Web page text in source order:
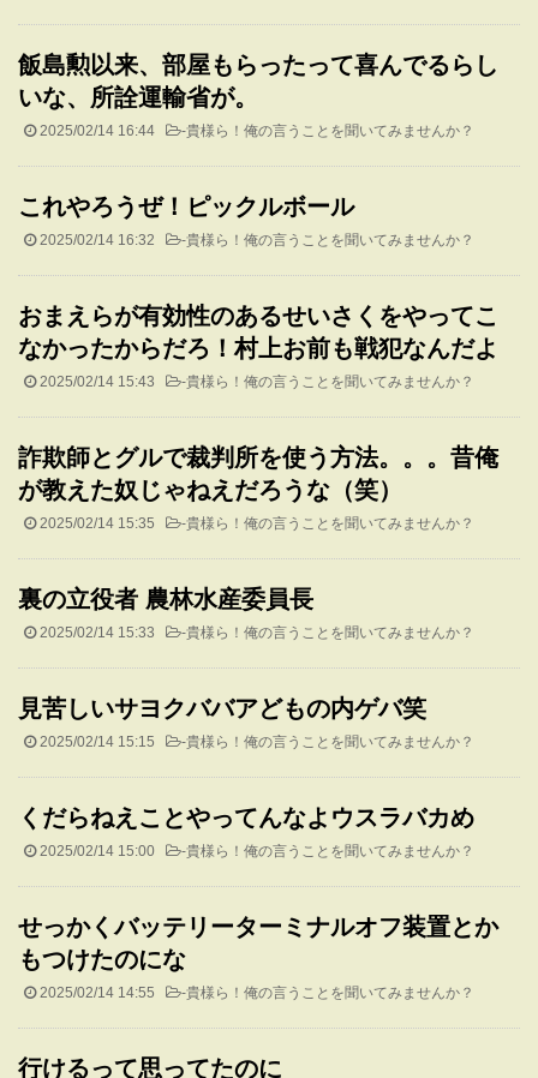
飯島勲以来、部屋もらったって喜んでるらし
いな、所詮運輸省が。
2025/02/14 16:44 -貴様ら！俺の言うことを聞いてみませんか？
これやろうぜ！ピックルボール
2025/02/14 16:32 -貴様ら！俺の言うことを聞いてみませんか？
おまえらが有効性のあるせいさくをやってこ
なかったからだろ！村上お前も戦犯なんだよ
2025/02/14 15:43 -貴様ら！俺の言うことを聞いてみませんか？
詐欺師とグルで裁判所を使う方法。。。昔俺
が教えた奴じゃねえだろうな（笑）
2025/02/14 15:35 -貴様ら！俺の言うことを聞いてみませんか？
裏の立役者 農林水産委員長
2025/02/14 15:33 -貴様ら！俺の言うことを聞いてみませんか？
見苦しいサヨクババアどもの内ゲバ笑
2025/02/14 15:15 -貴様ら！俺の言うことを聞いてみませんか？
くだらねえことやってんなよウスラバカめ
2025/02/14 15:00 -貴様ら！俺の言うことを聞いてみませんか？
せっかくバッテリーターミナルオフ装置とか
もつけたのにな
2025/02/14 14:55 -貴様ら！俺の言うことを聞いてみませんか？
行けるって思ってたのに